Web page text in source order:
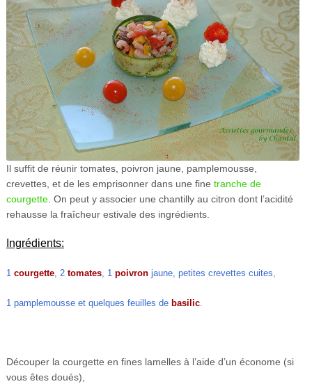
Il suffit de réunir tomates, poivron jaune, pamplemousse,
crevettes, et de les emprisonner dans une fine tranche de
courgette. On peut y associer une chantilly au citron dont l’acidité
rehausse la fraîcheur estivale des ingrédients.
Ingrédients:
1 courgette, 2 tomates, 1 poivronjaune, petites crevettes cuites,
1 pamplemousse et quelques feuilles de basilic.
Découper la courgette en fines lamelles à l’aide d’un économe (si
vous êtes doués),